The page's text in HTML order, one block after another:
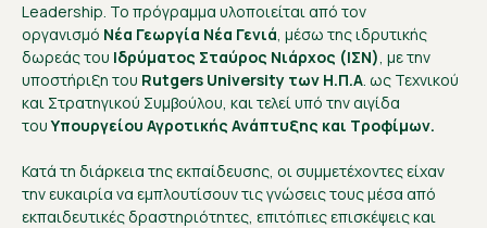
Leadership. Το πρόγραμμα υλοποιείται από τον
οργανισμό Νέα Γεωργία Νέα Γενιά, μέσω της ιδρυτικής
δωρεάς του Ιδρύματος Σταύρος Νιάρχος (ΙΣΝ), με την
υποστήριξη του Rutgers University των Η.Π.Α. ως Τεχνικού
και Στρατηγικού Συμβούλου, και τελεί υπό την αιγίδα
τουΥπουργείου Αγροτικής Ανάπτυξης και Τροφίμων.
Κατά τη διάρκεια της εκπαίδευσης, οι συμμετέχοντες είχαν
την ευκαιρία να εμπλουτίσουν τις γνώσεις τους μέσα από
εκπαιδευτικές δραστηριότητες, επιτόπιες επισκέψεις και